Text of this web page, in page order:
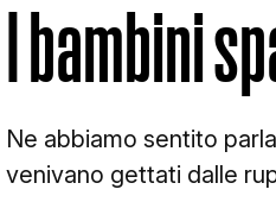
I bambini
Ne abbiamo sentito
venivano gettati dalle